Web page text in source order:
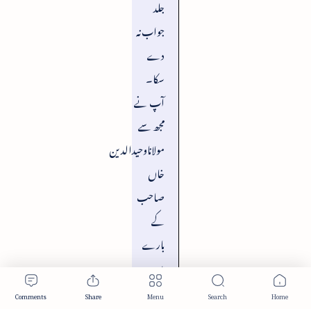
جلد
جواب نہ
دے
سکا۔
آپ نے
مجھ سے
مولاناوحیدالدین
خاں
صاحب
کے
بارے
میں
رائے